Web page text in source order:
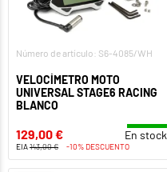
Número de artículo: S6-4085/WH
VELOCÍMETRO MOTO
UNIVERSAL STAGE6 RACING
BLANCO
129,00 € En stock
EIA143,00 € -10% DESCUENTO